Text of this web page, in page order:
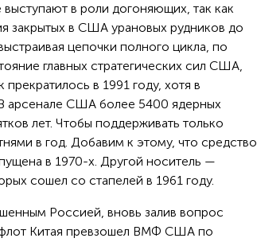
в роли догоняющих, так как
закрытых в США урановых рудников до
цепочки полного цикла, по
главных стратегических сил США,
в 1991 году, хотя в
арсенале США более 5400 ядерных
лет. Чтобы поддерживать только
в год. Добавим к этому, что средство
в 1970-х. Другой носитель —
сошел со стапелей в 1961 году.
Россией, вновь залив вопрос
флот Китая превзошел ВМФ США по